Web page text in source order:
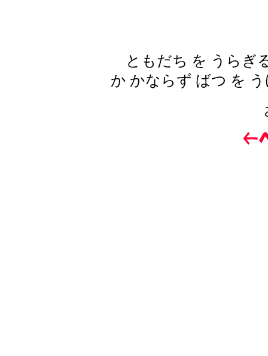
ともだち を うらぎ
か かならず ばつ を